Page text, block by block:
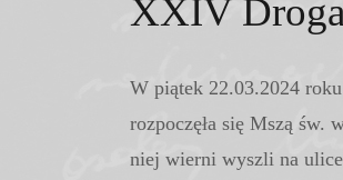
XXIV
W piątek 22.03.2024
rozpoczęła się Mszą
niej wierni wyszli na